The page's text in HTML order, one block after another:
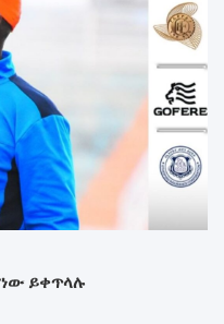
ይቀጥላሉ